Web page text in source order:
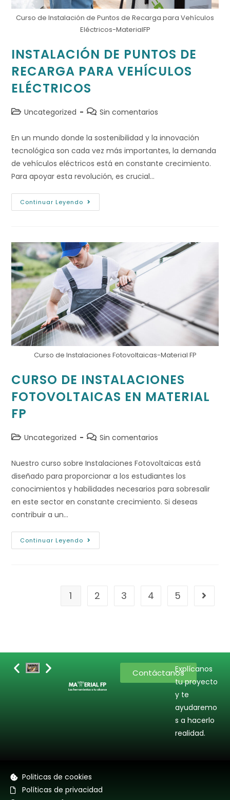
Curso de Instalación de Puntos de Recarga para Vehículos
Eléctricos-MaterialFP
INSTALACIÓN DE PUNTOS DE
RECARGA PARA VEHÍCULOS
ELÉCTRICOS
Uncategorized Sin comentarios
En un mundo donde la sostenibilidad y la innovación
tecnológica son cada vez más importantes, la demanda
de vehículos eléctricos está en constante crecimiento.
Para apoyar esta revolución, es crucial…
Continuar Leyendo
Curso de Instalaciones Fotovoltaicas-Material FP
CURSO DE INSTALACIONES
FOTOVOLTAICAS EN MATERIAL
FP
Uncategorized Sin comentarios
Nuestro curso sobre Instalaciones Fotovoltaicas está
diseñado para proporcionar a los estudiantes los
conocimientos y habilidades necesarios para sobresalir
en este sector en constante crecimiento. Si deseas
contribuir a un…
Continuar Leyendo
1 2 3 4 5
ContáctanosExplícanos
tu proyecto
y te
ayudaremo
s a hacerlo
realidad.
Politicas de cookies
Políticas de privacidad